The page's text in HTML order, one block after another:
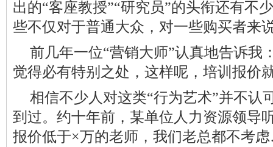
出的“客座教授”“研究员”的头衔还有
些不仅对于普通大众，对一些购买者来
前几年一位“营销大师”认真地告诉我
觉得必有特别之处，这样呢，培训报价
相信不少人对这类“行为艺术”并不认
到过。约十年前，某单位人力资源领导
报价低于×万的老师，我们老总都不考